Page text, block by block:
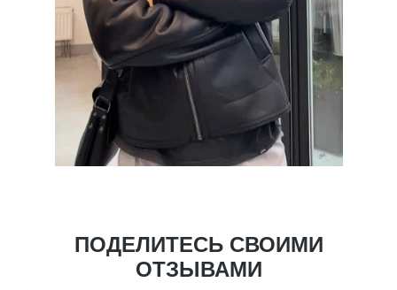
ПОДЕЛИТЕСЬ СВОИМИ
ОТЗЫВАМИ